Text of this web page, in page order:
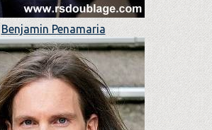
Benjamin Penamaria